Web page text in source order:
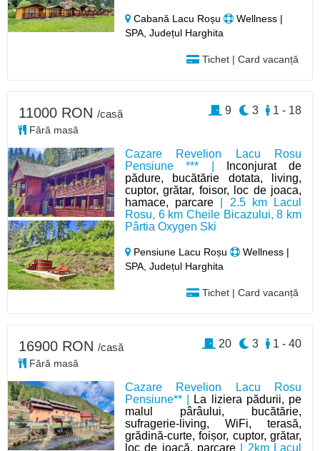
Cabană Lacu Roșu
Wellness |
SPA, Județul Harghita
Tichet | Card vacanță
Cazare Revelion Lacu Rosu
Pensiune *** |
Inconjurat de
pădure, bucătărie dotata, living,
cuptor, grătar, foisor, loc de joaca,
hamace, parcare | 2.5 km Lacul
Rosu, 6 km Cheile Bicazului, 8 km
Pârtia Oxygen Ski
Pensiune Lacu Roșu
Wellness |
SPA, Județul Harghita
Tichet | Card vacanță
11000 RON /casă
Fără masă
1 - 18
3
9
Cazare Revelion Lacu Rosu
Pensiune** |
La liziera pădurii, pe
malul pârâului, bucătărie,
sufragerie-living, WiFi, terasă,
grădină-curte, foișor, cuptor, grătar,
loc de joacă, parcare | 2km Lacul
16900 RON /casă
Fără masă
1 - 40
3
20